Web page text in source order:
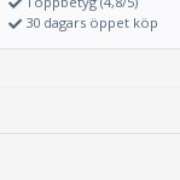
30 dagars öppet köp